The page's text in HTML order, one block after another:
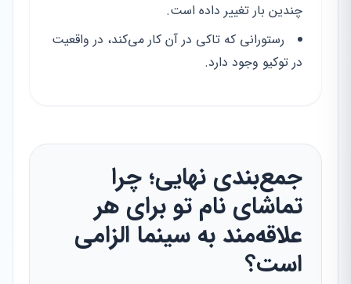
چندین بار تغییر داده است.
رستورانی که تاکی در آن کار می‌کند، در واقعیت
در توکیو وجود دارد.
جمع‌بندی نهایی؛ چرا
تماشای نام تو برای هر
علاقه‌مند به سینما الزامی
است؟